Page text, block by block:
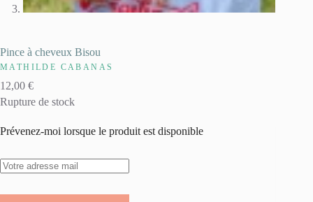
Pince à cheveux Bisou
MATHILDE CABANAS
12,00 €
Rupture de stock
Prévenez-moi lorsque le produit est disponible